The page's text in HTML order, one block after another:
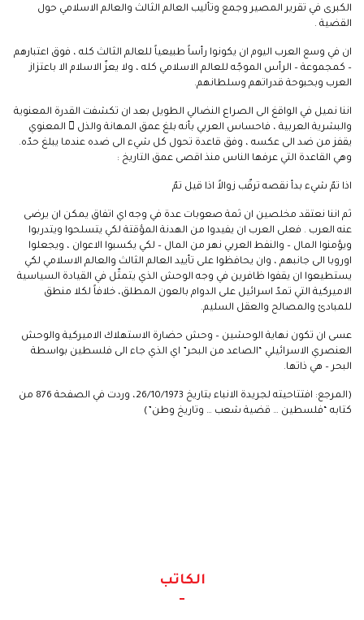
الكبرى في تقرير المصير وجمع وتأليب العالم الثالث والعالم الاسلامي حول
القضية .
ان في وسع العرب اليوم ان يكونوا رأساً طبيعياً للعالم الثالث كله ، فوق اعتبارهم
– كمجموعة – الرأس الموجّه للعالم الاسلامي كله ، ولا يعزّ الاسلام الا باعتزاز
العرب وبحبوحة قدراتهم وسلطانهم.
اننا نميل في الواقغ الى الصراع النضالي الطويل بعد ان تكشفت القدرة المعنوية
والبشرية العربية ، فاحساس العربي بأنه بلغ عمق المهانة والذل ّ المعنوي
يقفز من ضد الى عكسه ، وفق قاعدة تحول كل شيء الى ضده عندما يبلغ حدّه.
وهي القاعدة التي عرفها الناس منذ اقصى عمق التاريخ :
اذا تمّ شيء بدأ نقصه ترقّب زوالاً اذا قيل تمّ
ثم اننا نعتقد مخلصين ان ثمة صعوبات عدة في وجه اي اتفاق يمكن ان يرضى
عنه العرب . فعلى العرب ان يفيدوا من الهدنة المؤقتة لكي يتسلحوا ويتدربوا
ويؤمنوا المال – والنفط العربي نهر من المال – لكي يكسبوا الاعوان ، ويجعلوا
اوروبا الى جانبهم ، وان يحافظوا على تأييد العالم الثالث والعالم الاسلامي لكي
يستطيعوا ان يقفوا ظافرين في وجه الوحش الذي يتمثّل في القيادة السياسية
الاميركية التي تمدّ اسرائيل على الدوام بالعون المطلق، خلافاً لكلا منطق
للمبادئ والمصالح والعقل السليم.
عسى ان تكون نهاية الوحشين – وحش حضارة الاستهلاك الاميركية والوحش
العنصري الاسرائيلي “الصاعد من البحر” اي الذي جاء الى فلسطين بواسطة
البحر – هي ذاتها.
(المرجع: افتتاحيته لجريدة الانباء بتاريخ 26/10/1973، وردت في الصفحة 876 من
كتابه “فلسطين … قضية شعب … وتاريخ وطن”)
الكاتب